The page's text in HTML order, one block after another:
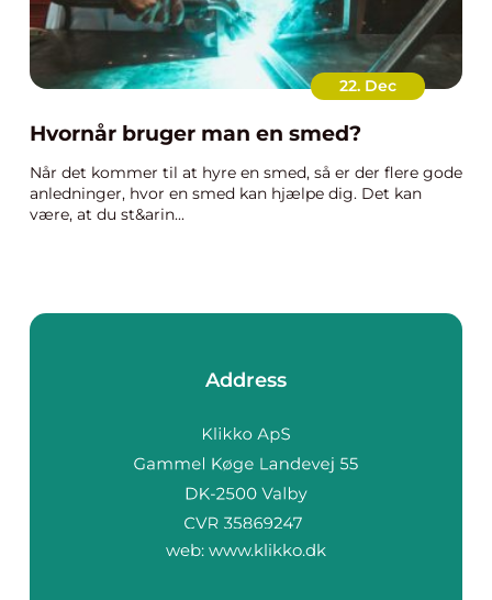
22. Dec
Hvornår bruger man en smed?
Når det kommer til at hyre en smed, så er der flere gode
anledninger, hvor en smed kan hjælpe dig. Det kan
være, at du st&arin...
Address
web: www.klikko.dk